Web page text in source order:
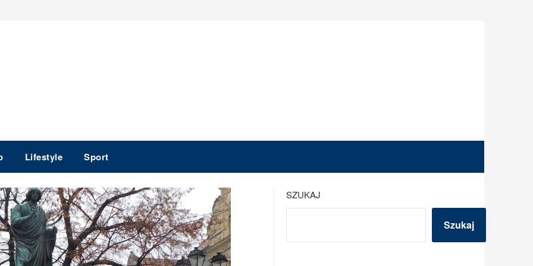
Lifestyle Sport
SZUKAJ
Szukaj